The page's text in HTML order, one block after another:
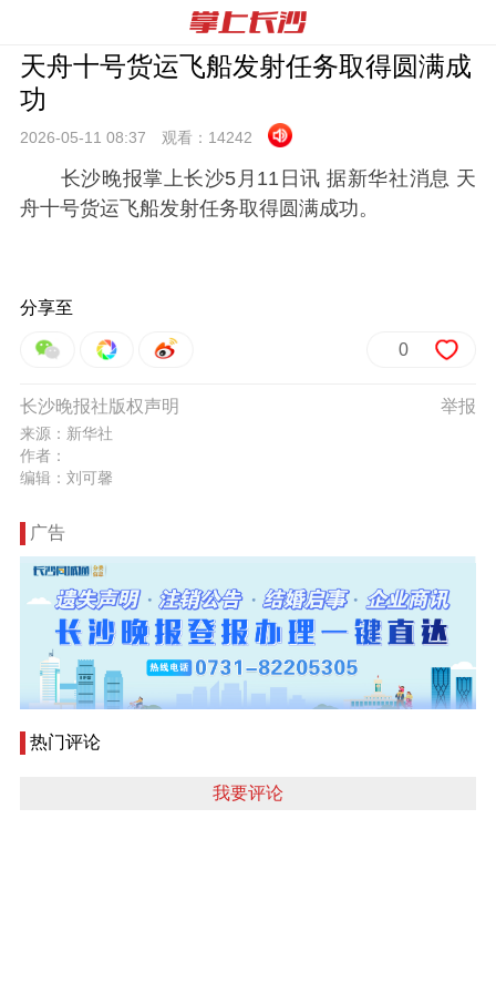
天舟十号货运飞船发射任务取得圆满成
功
2026-05-11 08:37 观看： 14242
长沙晚报掌上长沙5月11日讯 据新华社消息 天
舟十号货运飞船发射任务取得圆满成功。
分享至
0
举报
长沙晚报社版权声明
来源：新华社
作者：
编辑：刘可馨
广告
热门评论
我要评论